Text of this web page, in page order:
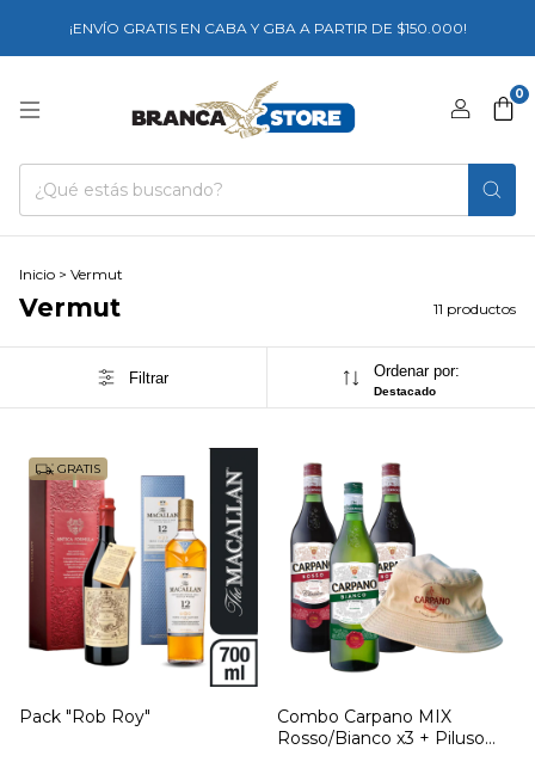
¡ENVÍO GRATIS EN CABA Y GBA A PARTIR DE $150.000!
0
Inicio > Vermut
Vermut 11 productos
Filtrar Ordenar por:
Destacado
GRATIS
Pack "Rob Roy"
Combo Carpano MIX
Rosso/Bianco x3 + Piluso